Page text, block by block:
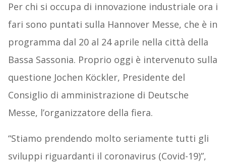
Per chi si occupa di innovazione industriale ora i
fari sono puntati sulla Hannover Messe, che è in
programma dal 20 al 24 aprile nella città della
Bassa Sassonia. Proprio oggi è intervenuto sulla
questione Jochen Köckler, Presidente del
Consiglio di amministrazione di Deutsche
Messe, l’organizzatore della fiera.
“Stiamo prendendo molto seriamente tutti gli
sviluppi riguardanti il coronavirus (Covid-19)”,